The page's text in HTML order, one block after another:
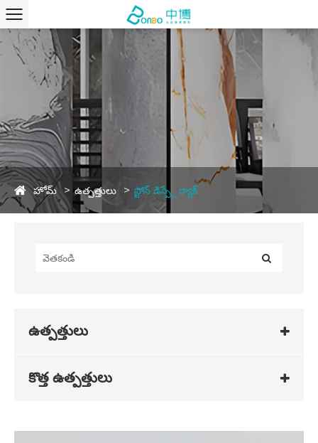
హోమ్ ఉత్పత్తులు స్టోన్ డిస్ప్లే ర్యాక్
ఉత్పత్తులు
కొత్త ఉత్పత్తులు